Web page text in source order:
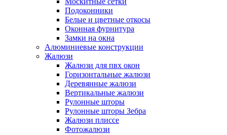
Подоконники
Белые и цветные откосы
Оконная фурнитура
Замки на окна
Алюминиевые конструкции
Жалюзи
Жалюзи для пвх окон
Горизонтальные жалюзи
Деревянные жалюзи
Вертикальные жалюзи
Рулонные шторы
Рулонные шторы Зебра
Жалюзи плиссе
Фотожалюзи